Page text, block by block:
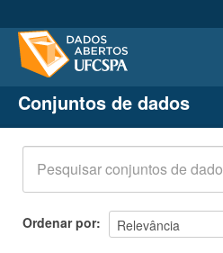
Conjuntos de dados
Organizações
Grupos
Sobre
Conjuntos de dados
Ordenar por